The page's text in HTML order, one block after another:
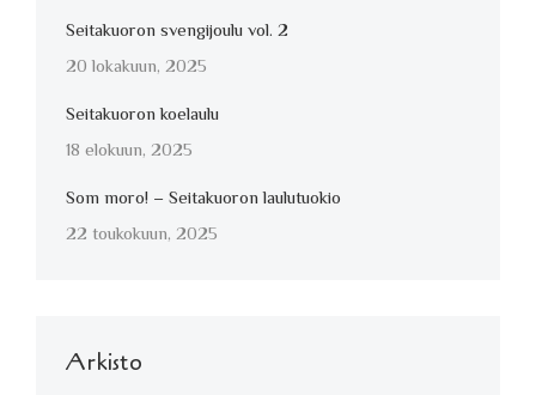
Seitakuoron svengijoulu vol. 2
20 lokakuun, 2025
Seitakuoron koelaulu
18 elokuun, 2025
Som moro! – Seitakuoron laulutuokio
22 toukokuun, 2025
Arkisto